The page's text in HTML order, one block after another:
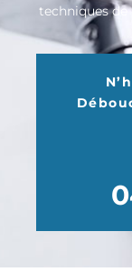
techniques